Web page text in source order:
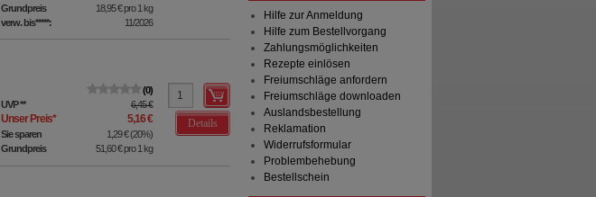
Grundpreis
18,95 €pro 1 kg
verw. bis*****:
11/2026
0
UVP** 6,45 €
Unser Preis* 5,16 €
Sie sparen 1,29 €(20%)
Grundpreis
51,60 €pro 1 kg
Details
Hilfe zur Anmeldung
Hilfe zum Bestellvorgang
Zahlungsmöglichkeiten
Rezepte einlösen
Freiumschläge anfordern
Freiumschläge downloaden
Auslandsbestellung
Reklamation
Widerrufsformular
Problembehebung
Bestellschein